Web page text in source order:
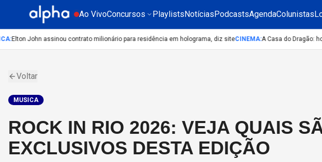
Ao VivoConcursos PlaylistsNotíciasPodcastsAgendaColunistas
:Elton John assinou contrato milionário para residência em holograma, diz siteCINEMA:A Casa do Dragão:
Voltar
MUSICA
ROCK IN RIO 2026: VEJA QUAIS
EXCLUSIVOS DESTA EDIÇÃO